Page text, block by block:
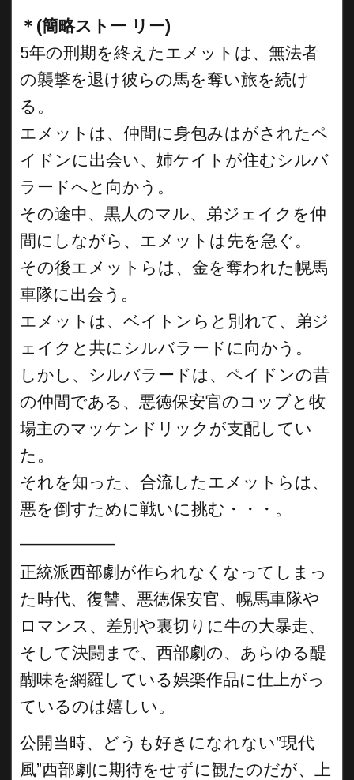
＊(簡略ストー リー)
5年の刑期を終えたエメットは、無法者
の襲撃を退け彼らの馬を奪い旅を続け
る。
エメットは、仲間に身包みはがされたペ
イドンに出会い、姉ケイトが住むシルバ
ラードへと向かう。
その途中、黒人のマル、弟ジェイクを仲
間にしながら、エメットは先を急ぐ。
その後エメットらは、金を奪われた幌馬
車隊に出会う。
エメットは、ベイトンらと別れて、弟ジ
ェイクと共にシルバラードに向かう。
しかし、シルバラードは、ペイドンの昔
の仲間である、悪徳保安官のコッブと牧
場主のマッケンドリックが支配してい
た。
それを知った、合流したエメットらは、
悪を倒すために戦いに挑む・・・。
正統派西部劇が作られなくなってしまっ
た時代、復讐、悪徳保安官、幌馬車隊や
ロマンス、差別や裏切りに牛の大暴走、
そして決闘まで、西部劇の、あらゆる醍
醐味を網羅している娯楽作品に仕上がっ
ているのは嬉しい。
公開当時、どうも好きになれない”現代
風”西部劇に期待をせずに観たのだが、上